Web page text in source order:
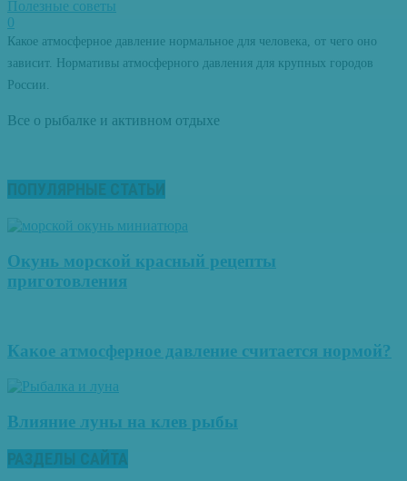
Полезные советы
0
Какое атмосферное давление нормальное для человека, от чего оно
зависит. Нормативы атмосферного давления для крупных городов
России.
Все о рыбалке и активном отдыхе
ПОПУЛЯРНЫЕ СТАТЬИ
Окунь морской красный рецепты
приготовления
Какое атмосферное давление считается нормой?
Влияние луны на клев рыбы
РАЗДЕЛЫ САЙТА